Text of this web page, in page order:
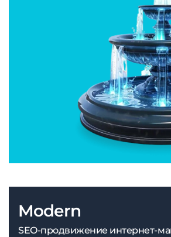
Modern
SEO-продвижение интернет-